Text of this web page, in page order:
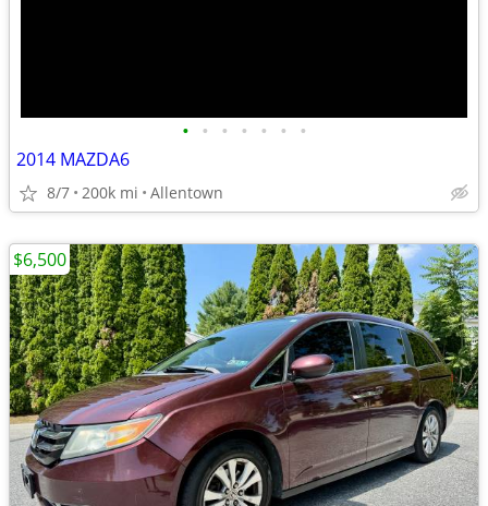
• • • • • • •
2014 MAZDA6
8/7 200k mi Allentown
$6,500